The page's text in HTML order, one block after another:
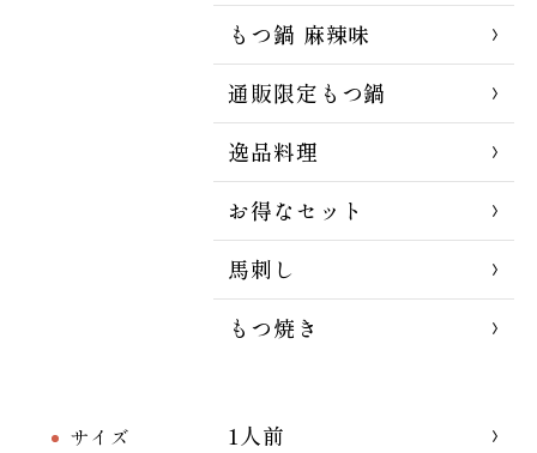
もつ鍋 麻辣味
通販限定もつ鍋
逸品料理
お得なセット
馬刺し
もつ焼き
サイズ
1人前